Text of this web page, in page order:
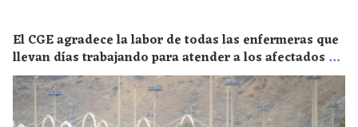
El CGE agradece la labor de todas las enfermeras que
llevan días trabajando para atender a los afectados de
la crisis migratoria de Ceuta